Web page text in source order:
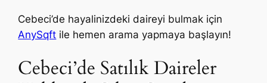
Cebeci’de hayalinizdeki daireyi bulmak için
AnySqft ile hemen arama yapmaya başlayın!
Cebeci’de Satılık Daireler